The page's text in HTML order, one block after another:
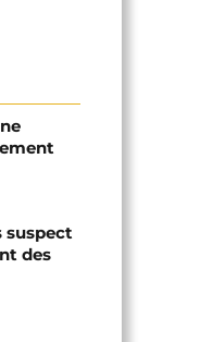
suspect
des